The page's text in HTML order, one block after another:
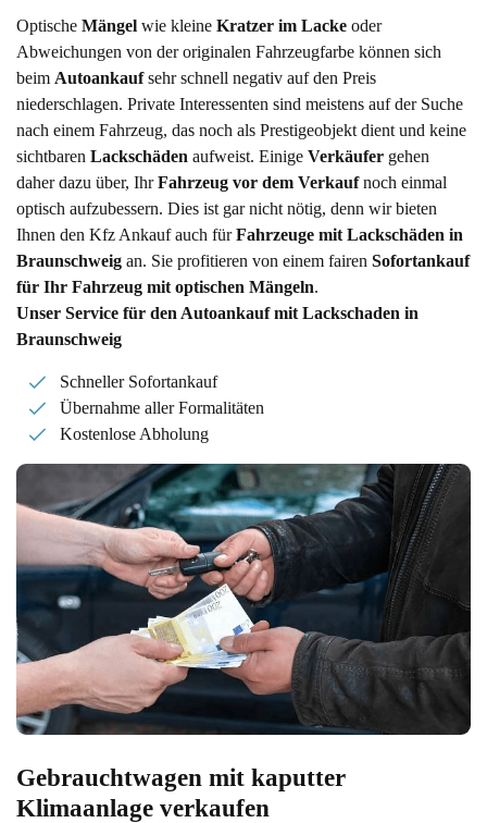
Optische Mängel wie kleine Kratzer im Lacke oder
Abweichungen von der originalen Fahrzeugfarbe können sich
beim Autoankaufsehr schnell negativ auf den Preis
niederschlagen. Private Interessenten sind meistens auf der Suche
nach einem Fahrzeug, das noch als Prestigeobjekt dient und keine
sichtbaren Lackschäden aufweist. Einige Verkäufer gehen
daher dazu über, IhrFahrzeug vor dem Verkaufnoch einmal
optisch aufzubessern. Dies ist gar nicht nötig, denn wir bieten
Ihnen den Kfz Ankauf auch fürFahrzeuge mit Lackschäden in
Braunschweig an. Sie profitieren von einem fairen Sofortankauf
für Ihr Fahrzeug mit optischen Mängeln.
Unser Service für den Autoankauf mit Lackschaden in
Braunschweig
Schneller Sofortankauf
Übernahme aller Formalitäten
Kostenlose Abholung
Gebrauchtwagen mit kaputter
Klimaanlage verkaufen